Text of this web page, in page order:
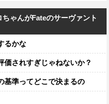
ちゃんがFateのサーヴァント
るかな
価されすぎじゃねないか？
基準ってどこで決まるの